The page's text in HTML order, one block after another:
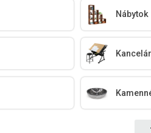
Nábytok